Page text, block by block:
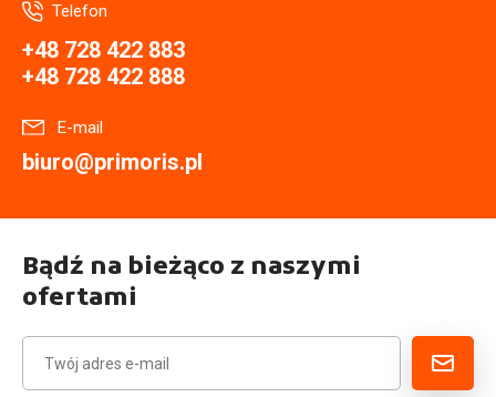
Telefon
+48 728 422 883
+48 728 422 888
E-mail
biuro@primoris.pl
Bądź na bieżąco z naszymi
ofertami